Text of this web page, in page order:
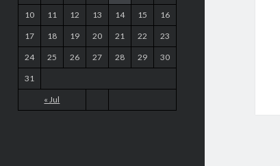
« Jul
10 11 12 13 14 15 16
17 18 19 20 21 22 23
24 25 26 27 28 29 30
31